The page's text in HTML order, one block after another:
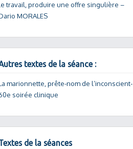
travail, produire une offre singulière –
MORALES
textes de la séance :
marionnette, prête-nom de l’inconscient-
soirée clinique
de la séances